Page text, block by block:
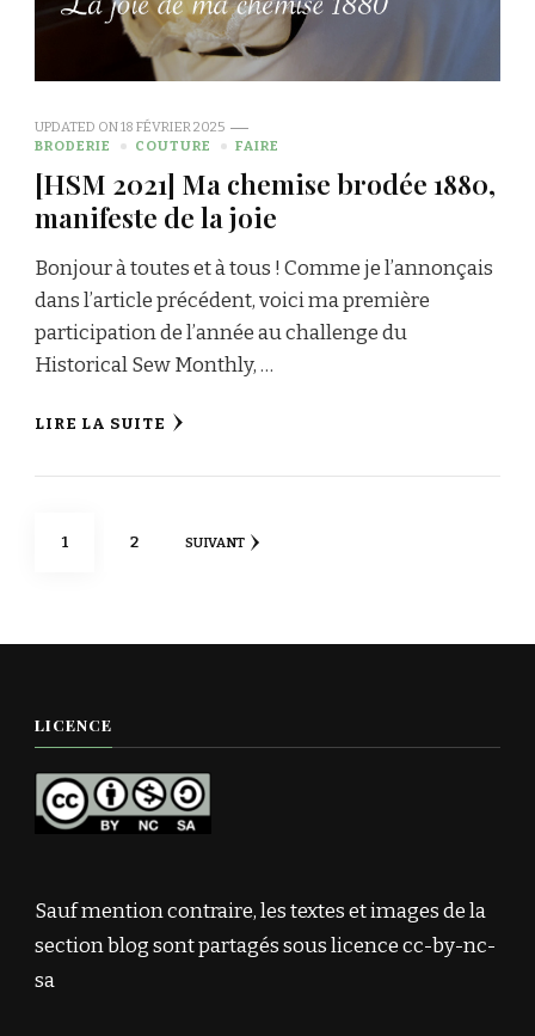
UPDATED ON18 FÉVRIER 2025
BRODERIE
COUTURE FAIRE
[HSM 2021] Ma chemise brodée 1880,
manifeste de la joie
Bonjour à toutes et à tous ! Comme je l’annonçais
dans l’article précédent, voici ma première
participation de l’année au challenge du
Historical Sew Monthly, …
LIRE LA SUITE
Pagination
PAGE
1 PAGE
2 SUIVANT
LICENCE
Sauf mention contraire, les textes et images de la
section blog sont partagés sous licence cc-by-nc-
sa